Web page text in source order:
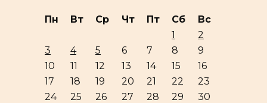
Пн Вт Ср Чт Пт Сб
Вс
1
2
3
4 5 6 7 8
9
10
11 12 13 14 15
16
17
18 19 20 21 22
23
24
25 26 27 28 29
30